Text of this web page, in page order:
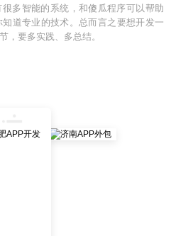
多智能的系统，和傻瓜程序可以帮助
道专业的技术。总而言之要想开发一
，要多实践、多总结。